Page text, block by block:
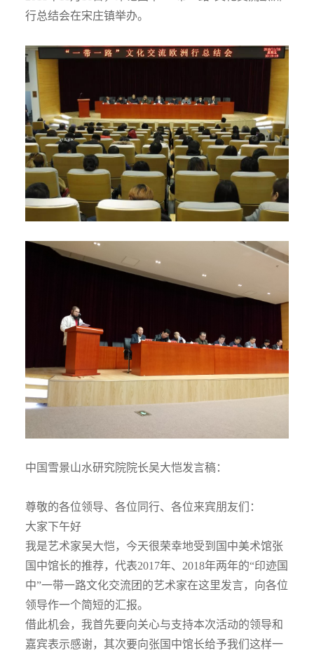
行总结会在宋庄镇举办。
中国雪景山水研究院院长吴大恺发言稿：
尊敬的各位领导、各位同行、各位来宾朋友们：
大家下午好
我是艺术家吴大恺，今天很荣幸地受到国中美术馆张
国中馆长的推荐，代表2017年、2018年两年的“印迹国
中”一带一路文化交流团的艺术家在这里发言，向各位
领导作一个简短的汇报。
借此机会，我首先要向关心与支持本次活动的领导和
嘉宾表示感谢，其次要向张国中馆长给予我们这样一